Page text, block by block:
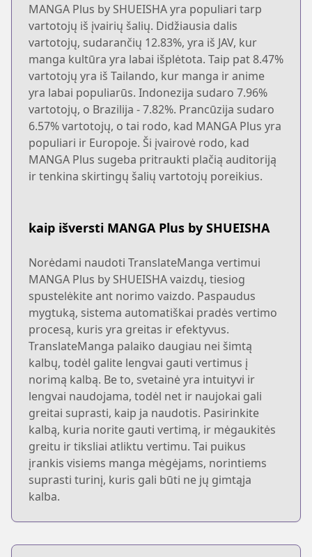
MANGA Plus by SHUEISHA yra populiari tarp
vartotojų iš įvairių šalių. Didžiausia dalis
vartotojų, sudarančių 12.83%, yra iš JAV, kur
manga kultūra yra labai išplėtota. Taip pat 8.47%
vartotojų yra iš Tailando, kur manga ir anime
yra labai populiarūs. Indonezija sudaro 7.96%
vartotojų, o Brazilija - 7.82%. Prancūzija sudaro
6.57% vartotojų, o tai rodo, kad MANGA Plus yra
populiari ir Europoje. Ši įvairovė rodo, kad
MANGA Plus sugeba pritraukti plačią auditoriją
ir tenkina skirtingų šalių vartotojų poreikius.
kaip išversti MANGA Plus by SHUEISHA
Norėdami naudoti TranslateManga vertimui
MANGA Plus by SHUEISHA vaizdų, tiesiog
spustelėkite ant norimo vaizdo. Paspaudus
mygtuką, sistema automatiškai pradės vertimo
procesą, kuris yra greitas ir efektyvus.
TranslateManga palaiko daugiau nei šimtą
kalbų, todėl galite lengvai gauti vertimus į
norimą kalbą. Be to, svetainė yra intuityvi ir
lengvai naudojama, todėl net ir naujokai gali
greitai suprasti, kaip ja naudotis. Pasirinkite
kalbą, kuria norite gauti vertimą, ir mėgaukitės
greitu ir tiksliai atliktu vertimu. Tai puikus
įrankis visiems manga mėgėjams, norintiems
suprasti turinį, kuris gali būti ne jų gimtąja
kalba.